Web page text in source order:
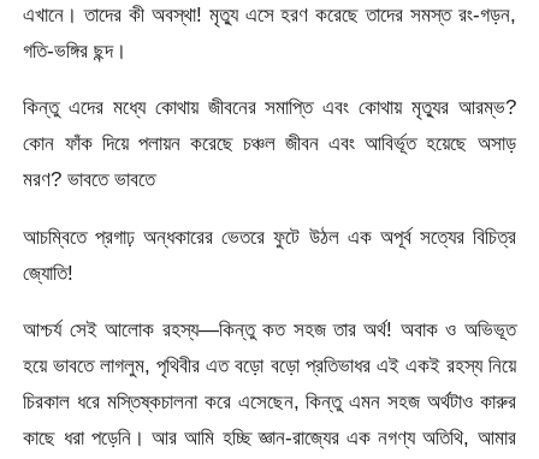
এখানে। তাদের কী অবস্থা! মৃত্যু এসে হরণ করেছে তাদের সমস্ত রং-গড়ন,
গতি-ভঙ্গির ছন্দ।
কিন্তু এদের মধ্যে কোথায় জীবনের সমাপ্তি এবং কোথায় মৃত্যুর আরম্ভ?
কোন ফাঁক দিয়ে পলায়ন করেছে চঞ্চল জীবন এবং আবির্ভূত হয়েছে অসাড়
মরণ? ভাবতে ভাবতে
আচম্বিতে প্রগাঢ় অন্ধকারের ভেতরে ফুটে উঠল এক অপূর্ব সত্যের বিচিত্র
জ্যোতি!
আশ্চর্য সেই আলোক রহস্য—কিন্তু কত সহজ তার অর্থ! অবাক ও অভিভূত
হয়ে ভাবতে লাগলুম, পৃথিবীর এত বড়ো বড়ো প্রতিভাধর এই একই রহস্য নিয়ে
চিরকাল ধরে মস্তিষ্কচালনা করে এসেছেন, কিন্তু এমন সহজ অর্থটাও কারুর
কাছে ধরা পড়েনি। আর আমি হচ্ছি জ্ঞান-রাজ্যের এক নগণ্য অতিথি, আমার